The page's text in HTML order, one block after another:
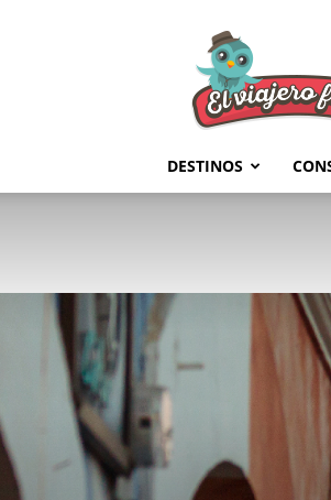
DESTINOS